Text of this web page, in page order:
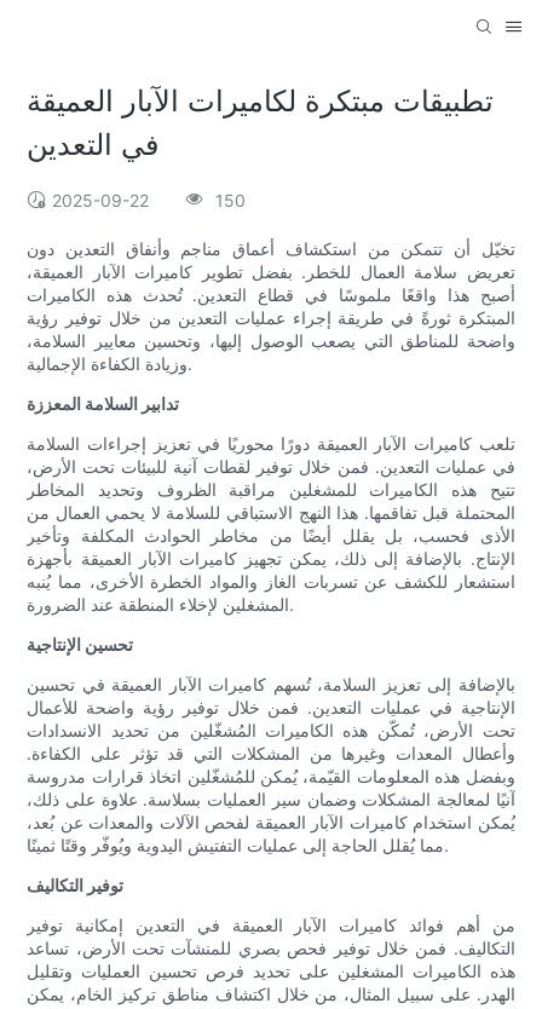
تطبيقات مبتكرة لكاميرات الآبار العميقة
في التعدين
2025-09-22 150
تخيّل أن تتمكن من استكشاف أعماق مناجم وأنفاق التعدين دون
تعريض سلامة العمال للخطر. بفضل تطوير كاميرات الآبار العميقة،
أصبح هذا واقعًا ملموسًا في قطاع التعدين. تُحدث هذه الكاميرات
المبتكرة ثورةً في طريقة إجراء عمليات التعدين من خلال توفير رؤية
واضحة للمناطق التي يصعب الوصول إليها، وتحسين معايير السلامة،
وزيادة الكفاءة الإجمالية.
تدابير السلامة المعززة
تلعب كاميرات الآبار العميقة دورًا محوريًا في تعزيز إجراءات السلامة
في عمليات التعدين. فمن خلال توفير لقطات آنية للبيئات تحت الأرض،
تتيح هذه الكاميرات للمشغلين مراقبة الظروف وتحديد المخاطر
المحتملة قبل تفاقمها. هذا النهج الاستباقي للسلامة لا يحمي العمال من
الأذى فحسب، بل يقلل أيضًا من مخاطر الحوادث المكلفة وتأخير
الإنتاج. بالإضافة إلى ذلك، يمكن تجهيز كاميرات الآبار العميقة بأجهزة
استشعار للكشف عن تسربات الغاز والمواد الخطرة الأخرى، مما يُنبه
المشغلين لإخلاء المنطقة عند الضرورة.
تحسين الإنتاجية
بالإضافة إلى تعزيز السلامة، تُسهم كاميرات الآبار العميقة في تحسين
الإنتاجية في عمليات التعدين. فمن خلال توفير رؤية واضحة للأعمال
تحت الأرض، تُمكّن هذه الكاميرات المُشغّلين من تحديد الانسدادات
وأعطال المعدات وغيرها من المشكلات التي قد تؤثر على الكفاءة.
وبفضل هذه المعلومات القيّمة، يُمكن للمُشغّلين اتخاذ قرارات مدروسة
آنيًا لمعالجة المشكلات وضمان سير العمليات بسلاسة. علاوة على ذلك،
يُمكن استخدام كاميرات الآبار العميقة لفحص الآلات والمعدات عن بُعد،
مما يُقلل الحاجة إلى عمليات التفتيش اليدوية ويُوفّر وقتًا ثمينًا.
توفير التكاليف
من أهم فوائد كاميرات الآبار العميقة في التعدين إمكانية توفير
التكاليف. فمن خلال توفير فحص بصري للمنشآت تحت الأرض، تساعد
هذه الكاميرات المشغلين على تحديد فرص تحسين العمليات وتقليل
الهدر. على سبيل المثال، من خلال اكتشاف مناطق تركيز الخام، يمكن